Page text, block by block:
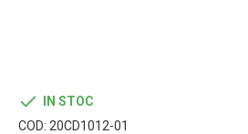
IN STOC
COD: 20CD1012-01